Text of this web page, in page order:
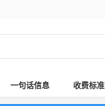
一句话信息 收费标准